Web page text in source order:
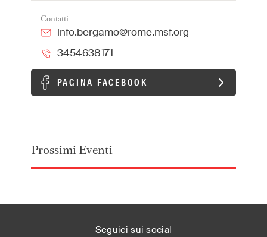
Contatti
info.bergamo@rome.msf.org
3454638171
PAGINA FACEBOOK
Prossimi Eventi
Seguici sui social